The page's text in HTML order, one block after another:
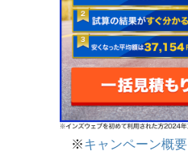
※キャンペーン概要